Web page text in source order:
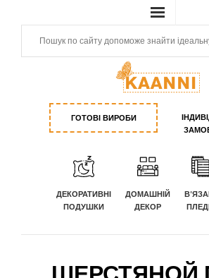
ГОТОВІ ВИРОБИ
ДЕКОРАТИВНІ
ПОДУШКИ
ДОМАШНІЙ
ДЕКОР